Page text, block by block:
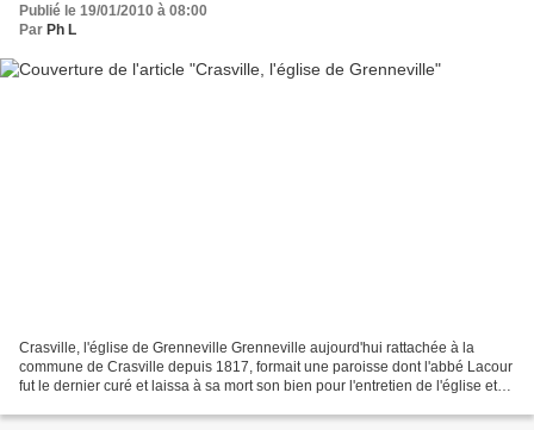
Publié le 19/01/2010 à 08:00
Par Ph L
Crasville, l'église de Grenneville Grenneville aujourd'hui rattachée à la
commune de Crasville depuis 1817, formait une paroisse dont l'abbé Lacour
fut le dernier curé et laissa à sa mort son bien pour l'entretien de l'église et